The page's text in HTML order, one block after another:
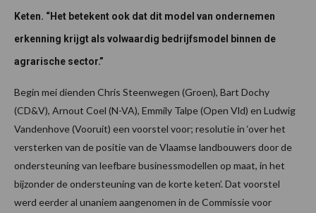
Keten. “Het betekent ook dat dit model van ondernemen
erkenning krijgt als volwaardig bedrijfsmodel binnen de
agrarische sector.”
Begin mei dienden Chris Steenwegen (Groen), Bart Dochy
(CD&V), Arnout Coel (N-VA), Emmily Talpe (Open Vld) en Ludwig
Vandenhove (Vooruit) een voorstel voor; resolutie in ‘over het
versterken van de positie van de Vlaamse landbouwers door de
ondersteuning van leefbare businessmodellen op maat, in het
bijzonder de ondersteuning van de korte keten’. Dat voorstel
werd eerder al unaniem aangenomen in de Commissie voor